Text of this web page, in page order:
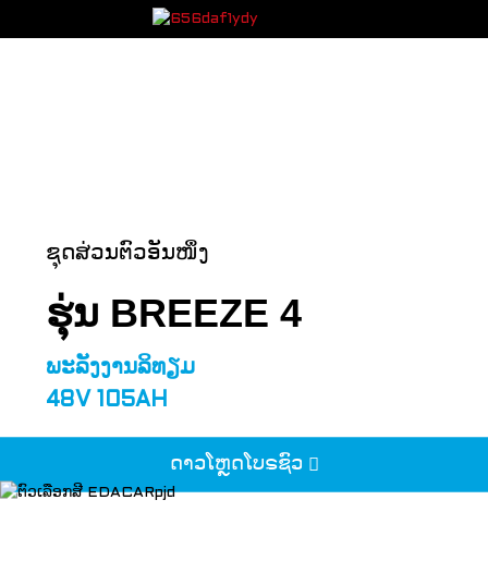
ຊຸດສ່ວນຕົວອັນໜຶ່ງ
ຮຸ່ນ BREEZE 4
ພະລັງງານລິທຽມ
48V 105AH
ດາວໂຫຼດໂບຣຊົວ